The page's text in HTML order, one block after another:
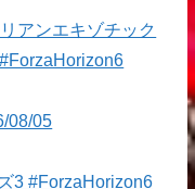
アンエキゾチック
08/05
3 #ForzaHorizon6